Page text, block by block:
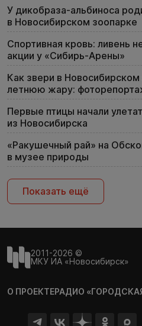
У дикобраза-альбиноса
в Новосибирском зоопарке
Спортивная кровь: ливень
акции у «Сибирь-Арены»
Как звери в
летнюю жару:
Первые птицы начали
из Новосибирска
«Ракушечный рай» на
в музее природы
Показать ещё
2011-2026 ©
МКУ ИА «Новосибирск»
О ПРОЕКТЕРАДИО